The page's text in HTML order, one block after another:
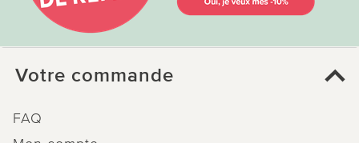
Votre commande
FAQ